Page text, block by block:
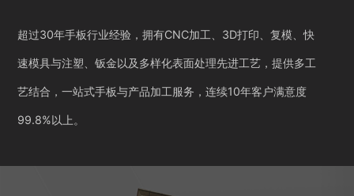
超过30年手板行业经验，拥有CNC加工、3D打印、复模、快
速模具与注塑、钣金以及多样化表面处理先进工艺，提供多工
艺结合，一站式手板与产品加工服务，连续10年客户满意度
99.8%以上。